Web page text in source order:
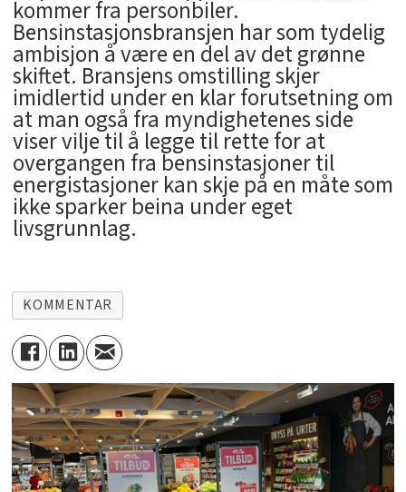
kommer fra personbiler.
Bensinstasjonsbransjen har som tydelig
ambisjon å være en del av det grønne
skiftet. Bransjens omstilling skjer
imidlertid under en klar forutsetning om
at man også fra myndighetenes side
viser vilje til å legge til rette for at
overgangen fra bensinstasjoner til
energistasjoner kan skje på en måte som
ikke sparker beina under eget
livsgrunnlag.
KOMMENTAR